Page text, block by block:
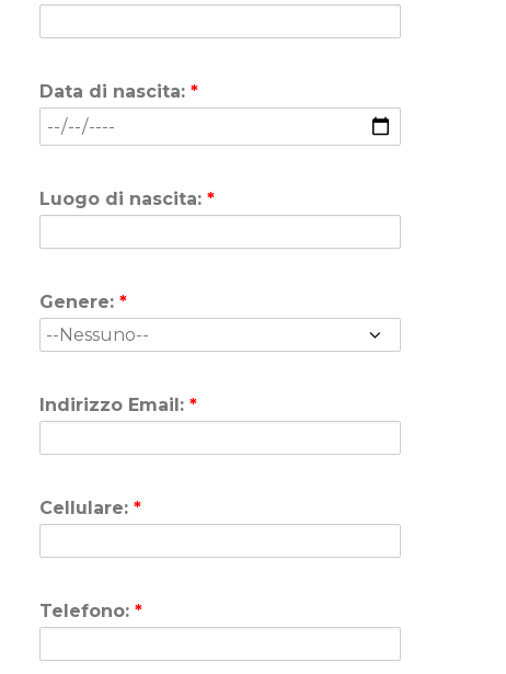
Data di nascita: *
Luogo di nascita: *
Genere: *
Indirizzo Email: *
Cellulare: *
Telefono: *